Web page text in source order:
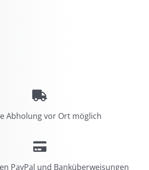
Abholung vor Ort möglich
PayPal und Banküberweisungen